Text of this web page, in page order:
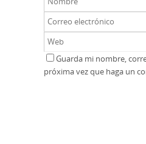
Guarda mi nombre,
próxima vez que haga un